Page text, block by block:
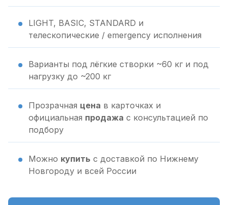
LIGHT, BASIC, STANDARD и
телескопические / emergency исполнения
Варианты под лёгкие створки ~60 кг и под
нагрузку до ~200 кг
Прозрачная цена в карточках и
официальная продажа с консультацией по
подбору
Можно купить с доставкой по Нижнему
Новгороду и всей России